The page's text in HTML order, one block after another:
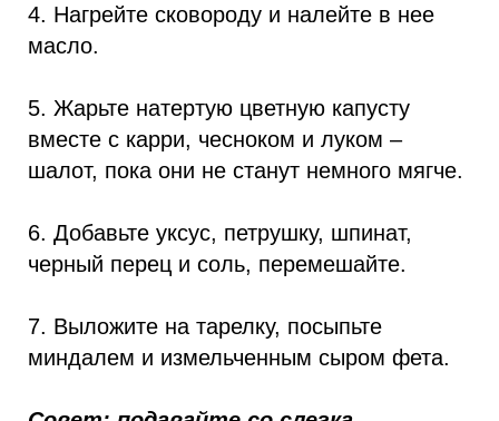
4. Нагрейте сковороду и налейте в нее
масло.
5. Жарьте натертую цветную капусту
вместе с карри, чесноком и луком –
шалот, пока они не станут немного мягче.
6. Добавьте уксус, петрушку, шпинат,
черный перец и соль, перемешайте.
7. Выложите на тарелку, посыпьте
миндалем и измельченным сыром фета.